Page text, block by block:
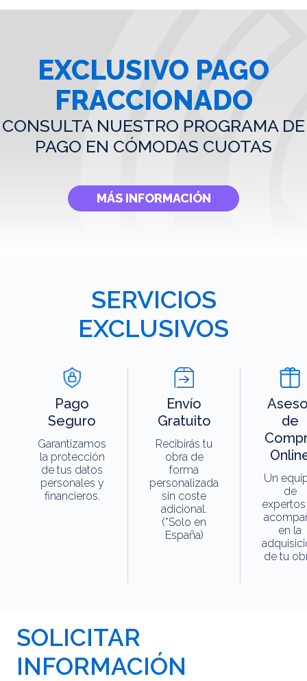
EXCLUSIVO PAGO
FRACCIONADO
CONSULTA NUESTRO PROGRAMA DE
PAGO EN CÓMODAS CUOTAS
MÁS INFORMACIÓN
SERVICIOS
EXCLUSIVOS
Pago
Seguro
Garantizamos
la protección
de tus datos
personales y
financieros.
Envío
Gratuito
Recibirás tu
obra de
forma
personalizada
sin coste
adicional.
(*Solo en
España)
de
Un
de
en la
de tu
SOLICITAR
INFORMACIÓN